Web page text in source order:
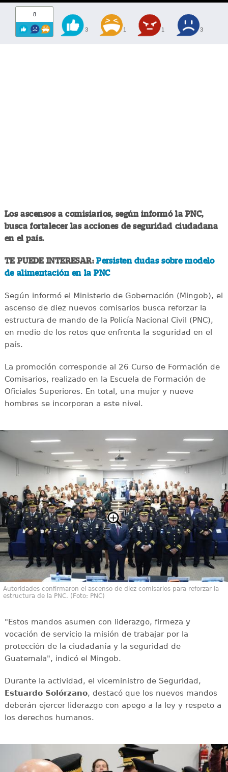
8
3 1 1 3
Los ascensos a comisiarios, según informó la PNC,
busca fortalecer las acciones de seguridad ciudadana
en el país.
TE PUEDE INTERESAR:Persisten dudas sobre modelo
de alimentación en la PNC
Según informó el Ministerio de Gobernación (Mingob), el
ascenso de diez nuevos comisarios busca reforzar la
estructura de mando de la Policía Nacional Civil (PNC),
en medio de los retos que enfrenta la seguridad en el
país.
La promoción corresponde al 26 Curso de Formación de
Comisarios, realizado en la Escuela de Formación de
Oficiales Superiores. En total, una mujer y nueve
hombres se incorporan a este nivel.
Autoridades confirmaron el ascenso de diez comisarios para reforzar la
estructura de la PNC. (Foto: PNC)
"Estos mandos asumen con liderazgo, firmeza y
vocación de servicio la misión de trabajar por la
protección de la ciudadanía y la seguridad de
Guatemala", indicó el Mingob.
Durante la actividad, el viceministro de Seguridad,
Estuardo Solórzano, destacó que los nuevos mandos
deberán ejercer liderazgo con apego a la ley y respeto a
los derechos humanos.